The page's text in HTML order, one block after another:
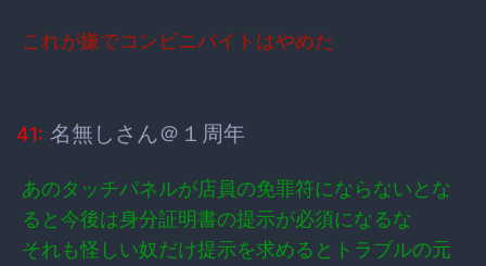
これが嫌でコンビニバイトはやめた
41: 名無しさん＠１周年
あのタッチパネルが店員の免罪符にならないとな
ると今後は身分証明書の提示が必須になるな
それも怪しい奴だけ提示を求めるとトラブルの元